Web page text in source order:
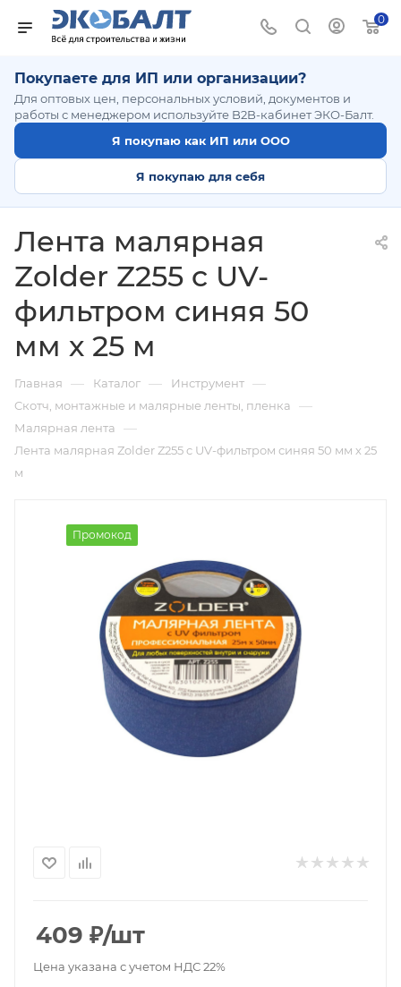
0
Покупаете для ИП или организации?
Для оптовых цен, персональных условий, документов и
работы с менеджером используйте B2B-кабинет ЭКО-Балт.
Я покупаю как ИП или ООО
Я покупаю для себя
Лента малярная
Zolder Z255 c UV-
фильтром синяя 50
мм х 25 м
Главная — Каталог — Инструмент —
Cкотч, монтажные и малярные ленты, пленка —
Малярная лента —
Лента малярная Zolder Z255 c UV-фильтром синяя 50 мм х 25
м
Промокод
409 ₽/шт
Цена указана с учетом НДС 22%